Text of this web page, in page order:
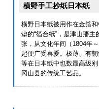
横野手工抄纸日本纸
横野日本纸被用作在金箔
垫的“箔合纸”，是津山藩主
张，从文化年间（1804年～
起便广受喜爱。极薄、有
等在日本纸中也数最高级
冈山县的传统工艺品。